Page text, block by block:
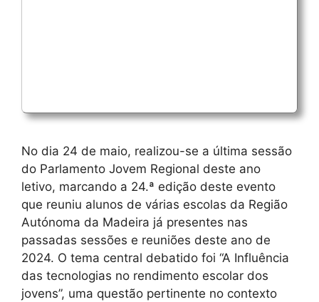
No dia 24 de maio, realizou-se a última sessão
do Parlamento Jovem Regional deste ano
letivo, marcando a 24.ª edição deste evento
que reuniu alunos de várias escolas da Região
Autónoma da Madeira já presentes nas
passadas sessões e reuniões deste ano de
2024. O tema central debatido foi “A Influência
das tecnologias no rendimento escolar dos
jovens”, uma questão pertinente no contexto